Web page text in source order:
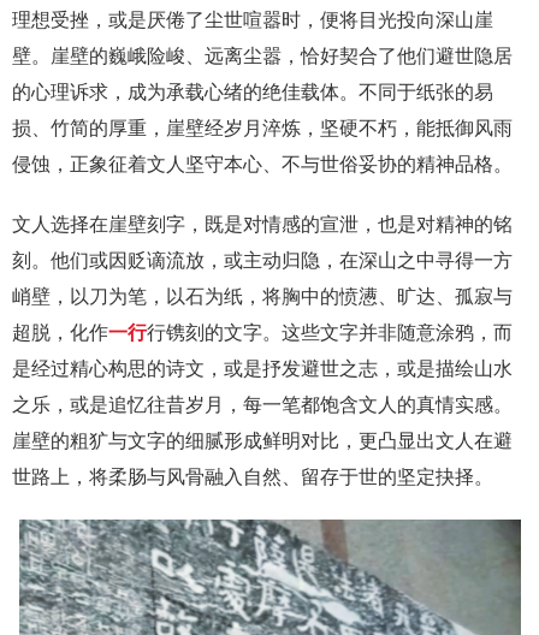
理想受挫，或是厌倦了尘世喧嚣时，便将目光投向深山崖
壁。崖壁的巍峨险峻、远离尘嚣，恰好契合了他们避世隐居
的心理诉求，成为承载心绪的绝佳载体。不同于纸张的易
损、竹简的厚重，崖壁经岁月淬炼，坚硬不朽，能抵御风雨
侵蚀，正象征着文人坚守本心、不与世俗妥协的精神品格。
文人选择在崖壁刻字，既是对情感的宣泄，也是对精神的铭
刻。他们或因贬谪流放，或主动归隐，在深山之中寻得一方
峭壁，以刀为笔，以石为纸，将胸中的愤懑、旷达、孤寂与
超脱，化作一行行镌刻的文字。这些文字并非随意涂鸦，而
是经过精心构思的诗文，或是抒发避世之志，或是描绘山水
之乐，或是追忆往昔岁月，每一笔都饱含文人的真情实感。
崖壁的粗犷与文字的细腻形成鲜明对比，更凸显出文人在避
世路上，将柔肠与风骨融入自然、留存于世的坚定抉择。